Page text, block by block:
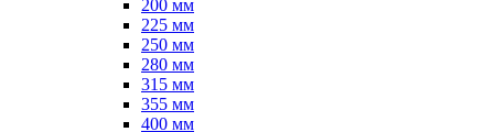
200 мм
225 мм
250 мм
280 мм
315 мм
355 мм
400 мм